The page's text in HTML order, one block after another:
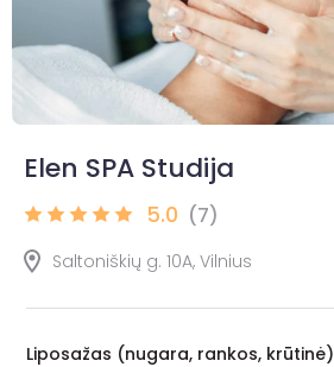
Elen SPA Studija
5.0 (7)
Saltoniškių g. 10A, Vilnius
Liposažas (nugara, rankos, krūtinė)